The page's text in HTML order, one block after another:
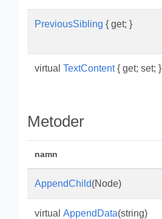
PreviousSibling { get; }
virtual TextContent{ get; set; }
Metoder
namn
AppendChild(Node)
virtual AppendData(string)